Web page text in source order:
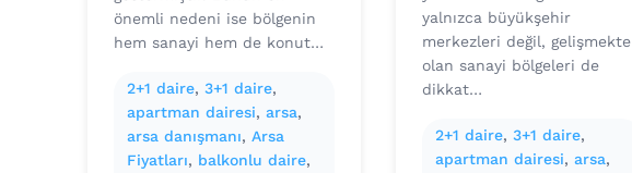
önemli nedeni ise bölgenin
hem sanayi hem de konut…
2+1 daire, 3+1 daire
apartman dairesi, arsa
arsa danışmanı, Arsa
Fiyatları, balkonlu daire
yalnızca büyükşehir
merkezleri değil, gelişmekte
olan sanayi bölgeleri de
dikkat…
2+1 daire, 3+1 daire
apartman dairesi, arsa